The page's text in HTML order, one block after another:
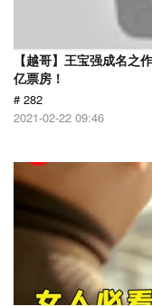
【越哥】王宝强成名之
亿票房！
# 282
2021-02-22 09:46